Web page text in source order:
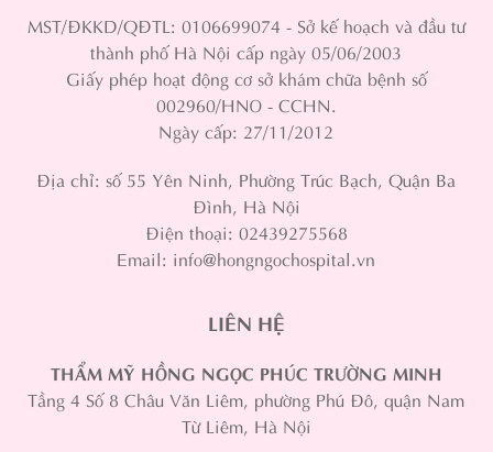
MST/ĐKKD/QĐTL: 0106699074 - Sở kế hoạch và đầu tư
thành phố Hà Nội cấp ngày 05/06/2003
Giấy phép hoạt động cơ sở khám chữa bệnh số
002960/HNO - CCHN.
Ngày cấp: 27/11/2012
Địa chỉ: số 55 Yên Ninh, Phường Trúc Bạch, Quận Ba
Đình, Hà Nội
Điện thoại: 02439275568
Email: info@hongngochospital.vn
LIÊN HỆ
THẨM MỸ HỒNG NGỌC PHÚC TRƯỜNG MINH
Tầng 4 Số 8 Châu Văn Liêm, phường Phú Đô, quận Nam
Từ Liêm, Hà Nội